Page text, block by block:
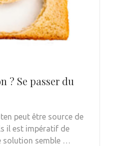
? Se passer du
peut être source de
il est impératif de
solution semble …